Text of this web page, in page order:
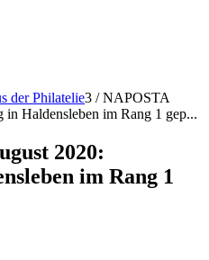
der Philatelie3 / NAPOSTA
Haldensleben im Rang 1 gep...
2020:
im Rang 1